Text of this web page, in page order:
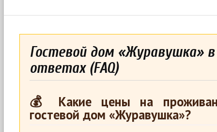
Гостевой дом «Журавушка» в
ответах (FAQ)
💰 Какие цены на
гостевой дом «Журавушка»?